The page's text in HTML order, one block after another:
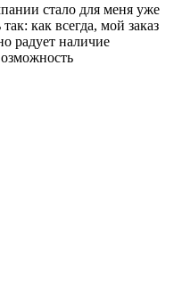
стало для меня уже
как всегда, мой заказ
радует наличие